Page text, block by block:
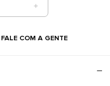
FALE COM A GENTE